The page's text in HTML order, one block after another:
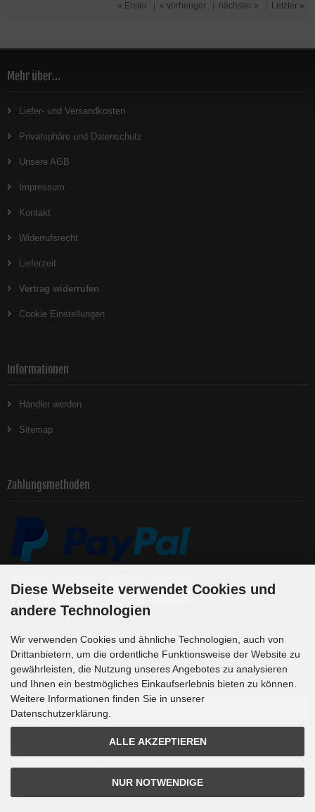
« Erster « vorheriger nächster » Letzter »
Mehr über...
Liefer- und Versandkosten
Privatsphäre und Datenschutz
Unsere AGB
Impressum
Kontakt
Widerrufsrecht
Lieferzeit
Vertrag widerrufen
Cookie Einstellungen
Informationen
Händler werden
Sitemap
Zahlungsmethoden
Newsletter-Anmeldung
E-Mail-Adresse:
Der Newsletter kann jederzeit hier oder in Ihrem Kundenkonto abbestellt
Diese Webseite verwendet Cookies und
andere Technologien
Wir verwenden Cookies und ähnliche Technologien, auch von
Drittanbietern, um die ordentliche Funktionsweise der Website zu
gewährleisten, die Nutzung unseres Angebotes zu analysieren
und Ihnen ein bestmögliches Einkaufserlebnis bieten zu können.
Weitere Informationen finden Sie in unserer
Datenschutzerklärung.
ALLE AKZEPTIEREN
NUR NOTWENDIGE